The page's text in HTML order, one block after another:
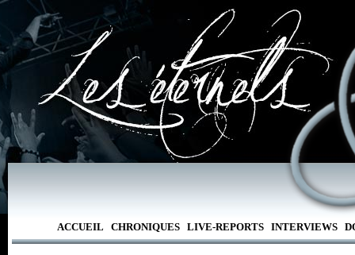
ACCUEIL CHRONIQUES LIVE-REPORTS INTERVIEWS